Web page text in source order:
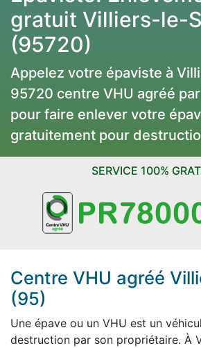
gratuit Villiers-le-
(95720)
Appelez votre épaviste à
95720 centre VHU agréé
pour faire enlever votre
gratuitement pour
SERVICE 100%
Centre VHU agréé
(95)
Une épave ou un VHU est un
destruction par son propriétaire. À